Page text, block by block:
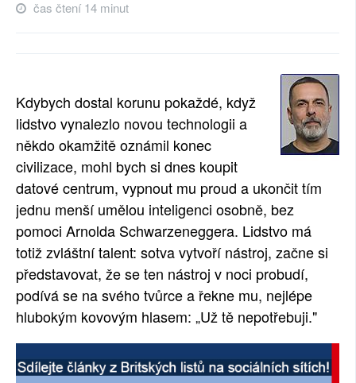
čas čtení 14 minut
Kdybych dostal korunu pokaždé, když
lidstvo vynalezlo novou technologii a
někdo okamžitě oznámil konec
civilizace, mohl bych si dnes koupit
datové centrum, vypnout mu proud a ukončit tím
jednu menší umělou inteligenci osobně, bez
pomoci Arnolda Schwarzeneggera. Lidstvo má
totiž zvláštní talent: sotva vytvoří nástroj, začne si
představovat, že se ten nástroj v noci probudí,
podívá se na svého tvůrce a řekne mu, nejlépe
hlubokým kovovým hlasem: „Už tě nepotřebuji."